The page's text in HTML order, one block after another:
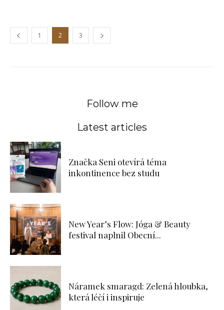
1 2 3
Follow me
Latest articles
Značka Seni otevírá téma
inkontinence bez studu
New Year’s Flow: Jóga & Beauty
festival naplnil Obecní...
Náramek smaragd: Zelená hloubka,
která léčí i inspiruje